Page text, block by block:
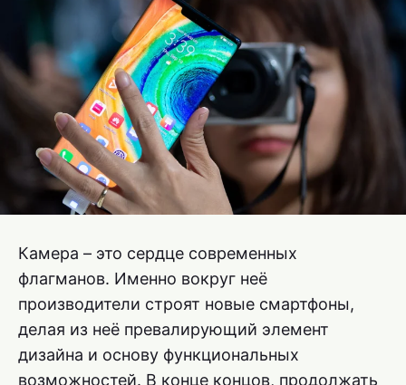
Камера – это сердце современных
флагманов. Именно вокруг неё
производители строят новые смартфоны,
делая из неё превалирующий элемент
дизайна и основу функциональных
возможностей. В конце концов, продолжать